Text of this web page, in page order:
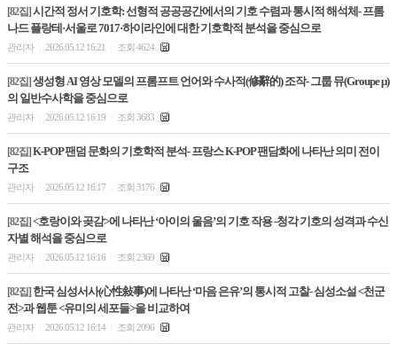
[82집] 시간적 정서 기호학: 선형적 공공공간에서의 기호 수렴과 통시적 해석체- 프롬
나드 플랑테·서울로 7017·하이라인에 대한 기호학적 분석을 중심으로
관리자 2026.05.12 16:21 조회 4624
[82집] 생성형 AI 영상 모델의 프롬프트 언어와 수사적(修辭的) 조작- 그룹 뮤(Groupe μ)
의 일반수사학을 중심으로
관리자 2026.05.12 16:19 조회 3683
[82집] K-POP 팬덤 문화의 기호학적 분석- 프랑스 K-POP 팬담화에 나타난 의미 전이
구조
관리자 2026.05.12 16:17 조회 3176
[82집] <호랑이와 곶감>에 나타난 ‘아이의 울음’의 기호 작용 -청각 기호의 성격과 수신
자별 해석을 중심으로
관리자 2026.05.12 16:16 조회 2369
[82집] 한국 심성서사(心性敍事)에 나타난 ‘마음 은유’의 통시적 고찰- 심성소설 <천군
전>과 웹툰 <유미의 세포들>을 비교하여
관리자 2026.05.12 16:14 조회 2096